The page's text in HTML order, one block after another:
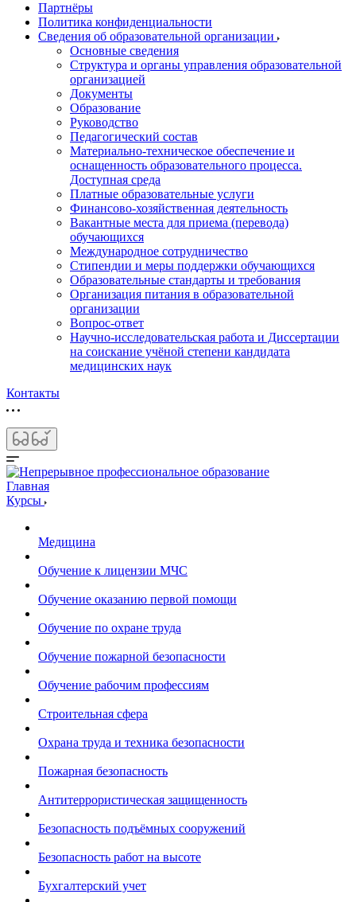
Партнёры
Политика конфиденциальности
Сведения об образовательной организации
Основные сведения
Структура и органы управления образовательной
организацией
Документы
Образование
Руководство
Педагогический состав
Материально-техническое обеспечение и
оснащенность образовательного процесса.
Доступная среда
Платные образовательные услуги
Финансово-хозяйственная деятельность
Вакантные места для приема (перевода)
обучающихся
Международное сотрудничество
Стипендии и меры поддержки обучающихся
Образовательные стандарты и требования
Организация питания в образовательной
организации
Вопрос-ответ
Научно-исследовательская работа и Диссертации
на соискание учёной степени кандидата
медицинских наук
Контакты
Главная
Курсы
Медицина
Обучение к лицензии МЧС
Обучение оказанию первой помощи
Обучение по охране труда
Обучение пожарной безопасности
Обучение рабочим профессиям
Строительная сфера
Охрана труда и техника безопасности
Пожарная безопасность
Антитеррористическая защищенность
Безопасность подъёмных сооружений
Безопасность работ на высоте
Бухгалтерский учет